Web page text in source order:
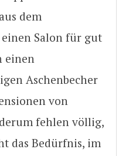
dem
Salon für gut
einen
Aschenbecher
von
fehlen völlig,
das Bedürfnis, im